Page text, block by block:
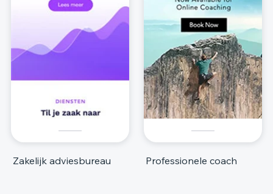
Zakelijk adviesbureau Professionele coach